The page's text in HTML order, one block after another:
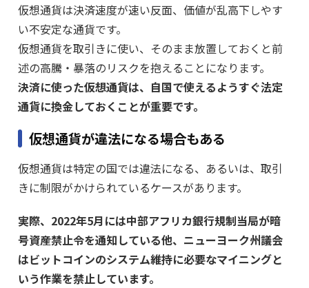
仮想通貨は決済速度が速い反面、価値が乱高下しやす
い不安定な通貨です。
仮想通貨を取引きに使い、そのまま放置しておくと前
述の高騰・暴落のリスクを抱えることになります。
決済に使った仮想通貨は、自国で使えるようすぐ法定
通貨に換金しておくことが重要です。
仮想通貨が違法になる場合もある
仮想通貨は特定の国では違法になる、あるいは、取引
きに制限がかけられているケースがあります。
実際、2022年5月には中部アフリカ銀行規制当局が暗
号資産禁止令を通知している他、ニューヨーク州議会
はビットコインのシステム維持に必要なマイニングと
いう作業を禁止しています。